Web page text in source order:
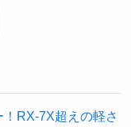
RX-7X超えの軽さ